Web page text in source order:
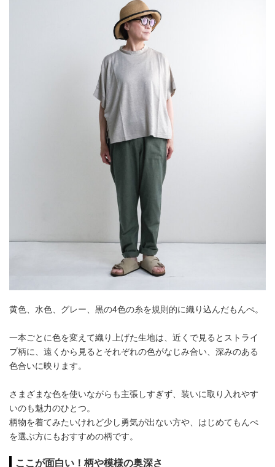
黄色、水色、グレー、黒の4色の糸を規則的に織り込んだもんぺ。
一本ごとに色を変えて織り上げた生地は、近くで見るとストライ
プ柄に、遠くから見るとそれぞれの色がなじみ合い、深みのある
色合いに映ります。
さまざまな色を使いながらも主張しすぎず、装いに取り入れやす
いのも魅力のひとつ。
柄物を着てみたいけれど少し勇気が出ない方や、はじめてもんぺ
を選ぶ方にもおすすめの柄です。
ここが面白い！柄や模様の奥深さ